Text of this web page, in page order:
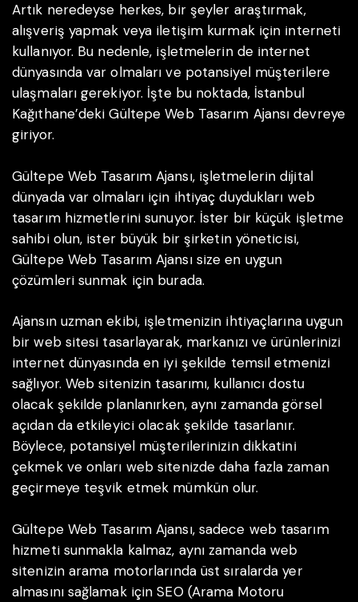
Artık neredeyse herkes, bir şeyler araştırmak,
alışveriş yapmak veya iletişim kurmak için interneti
kullanıyor. Bu nedenle, işletmelerin de internet
dünyasında var olmaları ve potansiyel müşterilere
ulaşmaları gerekiyor. İşte bu noktada, İstanbul
Kağıthane’deki Gültepe Web Tasarım Ajansı devreye
giriyor.
Gültepe Web Tasarım Ajansı, işletmelerin dijital
dünyada var olmaları için ihtiyaç duydukları web
tasarım hizmetlerini sunuyor. İster bir küçük işletme
sahibi olun, ister büyük bir şirketin yöneticisi,
Gültepe Web Tasarım Ajansı size en uygun
çözümleri sunmak için burada.
Ajansın uzman ekibi, işletmenizin ihtiyaçlarına uygun
bir web sitesi tasarlayarak, markanızı ve ürünlerinizi
internet dünyasında en iyi şekilde temsil etmenizi
sağlıyor. Web sitenizin tasarımı, kullanıcı dostu
olacak şekilde planlanırken, aynı zamanda görsel
açıdan da etkileyici olacak şekilde tasarlanır.
Böylece, potansiyel müşterilerinizin dikkatini
çekmek ve onları web sitenizde daha fazla zaman
geçirmeye teşvik etmek mümkün olur.
Gültepe Web Tasarım Ajansı, sadece web tasarım
hizmeti sunmakla kalmaz, aynı zamanda web
sitenizin arama motorlarında üst sıralarda yer
almasını sağlamak için SEO (Arama Motoru